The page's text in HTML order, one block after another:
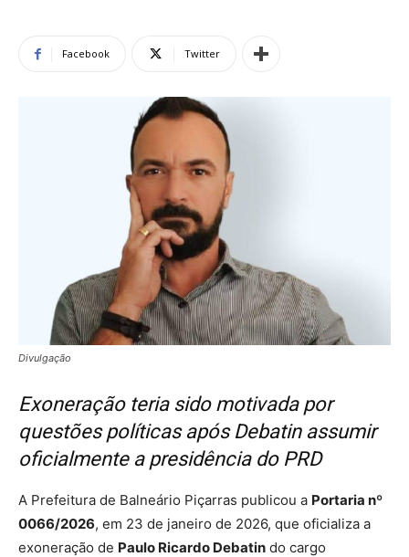
Facebook Twitter
Divulgação
Exoneração teria sido motivada por
questões políticas após Debatin assumir
oficialmente a presidência do PRD
A Prefeitura de Balneário Piçarras publicou a Portaria nº
0066/2026, em 23 de janeiro de 2026, que oficializa a
exoneração de Paulo Ricardo Debatin do cargo